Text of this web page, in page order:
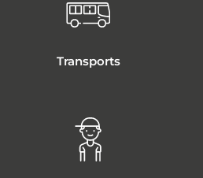
Transports